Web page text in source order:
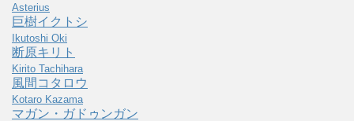
Asterius
巨樹イクトシ
Ikutoshi Oki
断原キリト
Kirito Tachihara
風間コタロウ
Kotaro Kazama
マガン・ガドゥンガン